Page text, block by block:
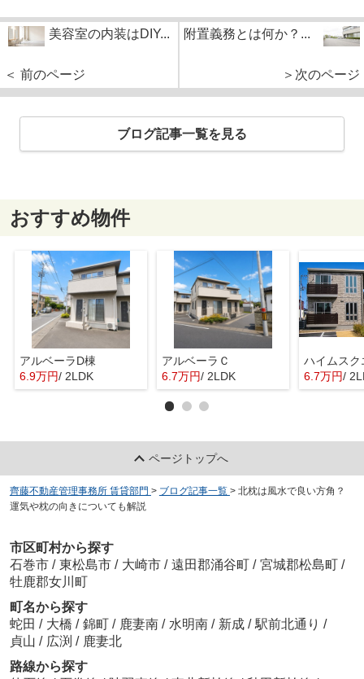
美容室の内装はDIY...
＜ 前のページ
附置義務とは何か？...
＞次のページ
ブログ記事一覧を見る
おすすめ物件
アルベーラD棟
6.9万円/ 2LDK
アルベーラＣ
6.7万円/ 2LDK 6.7万円/
ページトップへ
齊藤不動産管理事務所 賃貸部門 > ブログ記事一覧 > 北枕は風水で良い方角？
運気や枕の向きについても解説
市区町村から探す
石巻市 / 東松島市 / 大崎市 / 遠田郡涌谷町 / 宮城郡松島町 /
牡鹿郡女川町
町名から探す
蛇田 / 大橋 / 錦町 / 鹿妻南 / 水明南 / 新成 / 駅前北通り /
貞山 / 広渕 / 鹿妻北
路線から探す